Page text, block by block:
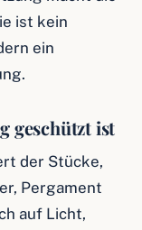
ist kein
ein
geschützt ist
der Stücke,
Pergament
auf Licht,